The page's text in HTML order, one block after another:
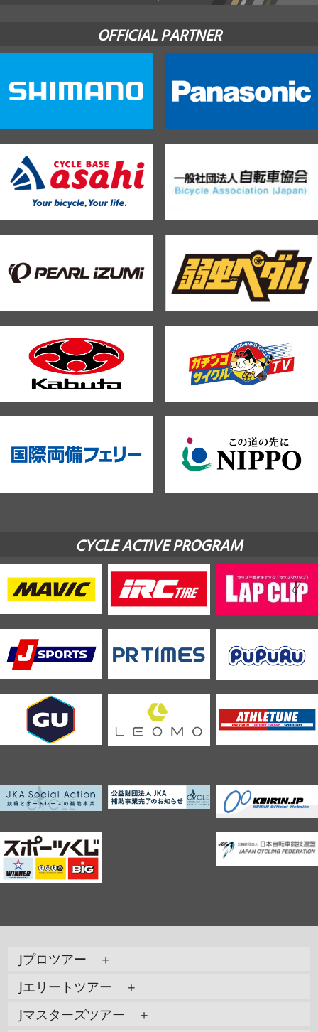
OFFICIAL PARTNER
CYCLE ACTIVE PROGRAM
Jプロツアー ＋
Jエリートツアー ＋
Jマスターズツアー ＋